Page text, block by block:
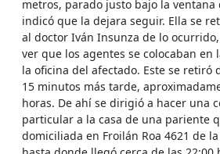
metros, parado justo bajo la ventana
indicó que la dejara seguir. Ella se
al doctor Iván Insunza de lo
ver que los agentes se colocaban en
la oficina del afectado. Este se retiró
15 minutos más tarde,
horas. De ahí se dirigió a hacer una
particular a la casa de una pariente
domiciliada en Froilán Roa 4621 de